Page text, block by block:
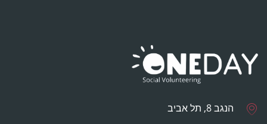
הנגב 8, תל אביב